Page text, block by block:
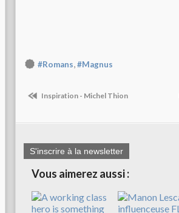
#Romans,#Magnus
Inspiration - Michel Thion
S'inscrire à la newsletter
Vous aimerez aussi :